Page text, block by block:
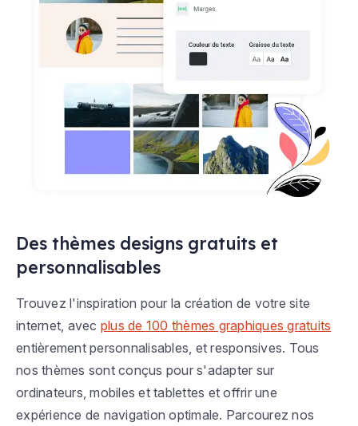
Des thèmes designs gratuits et
personnalisables
Trouvez l'inspiration pour la création de votre site
internet, avec plus de 100 thèmes graphiques gratuits
entièrement personnalisables, et responsives. Tous
nos thèmes sont conçus pour s'adapter sur
ordinateurs, mobiles et tablettes et offrir une
expérience de navigation optimale. Parcourez nos